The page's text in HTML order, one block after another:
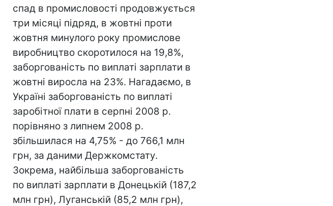
спад в промисловості продовжується
три місяці підряд, в жовтні проти
жовтня минулого року промислове
виробництво скоротилося на 19,8%,
заборгованість по виплаті зарплати в
жовтні виросла на 23%. Нагадаємо, в
Україні заборгованість по виплаті
заробітної плати в серпні 2008 р.
порівняно з липнем 2008 р.
збільшилася на 4,75% - до 766,1 млн
грн, за даними Держкомстату.
Зокрема, найбільша заборгованість
по виплаті зарплати в Донецькій (187,2
млн грн), Луганській (85,2 млн грн),